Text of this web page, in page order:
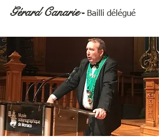
Gérard Canarie-Bailli délégué